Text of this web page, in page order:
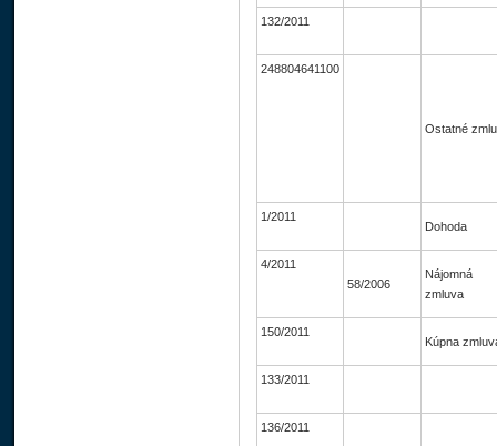
132/2011
248804641100
Ostatné
1/2011
Dohoda
4/2011
58/2006
Nájomná
zmluva
150/2011
Kúpna
133/2011
136/2011